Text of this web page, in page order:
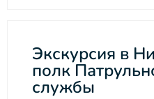
Экскурсия в
полк
службы